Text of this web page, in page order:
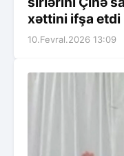
xəttini ifşa etdi
10.Fevral.2026 13:09